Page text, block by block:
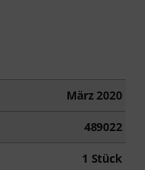
März 2020
489022
1 Stück